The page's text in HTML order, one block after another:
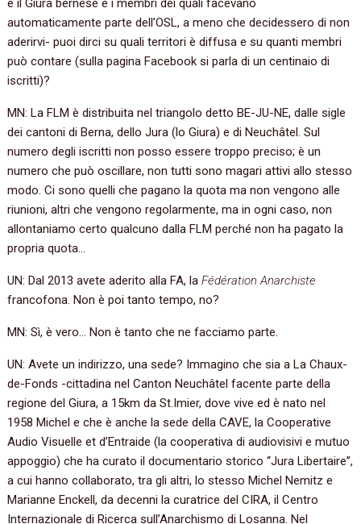
e il Giura bernese e i membri dei quali facevano
automaticamente parte dell’OSL, a meno che decidessero di non
aderirvi- puoi dirci su quali territori è diffusa e su quanti membri
può contare (sulla pagina Facebook si parla di un centinaio di
iscritti)?
MN: La FLM è distribuita nel triangolo detto BE-JU-NE, dalle sigle
dei cantoni di Berna, dello Jura (lo Giura) e di Neuchâtel. Sul
numero degli iscritti non posso essere troppo preciso; è un
numero che può oscillare, non tutti sono magari attivi allo stesso
modo. Ci sono quelli che pagano la quota ma non vengono alle
riunioni, altri che vengono regolarmente, ma in ogni caso, non
allontaniamo certo qualcuno dalla FLM perché non ha pagato la
propria quota…
UN: Dal 2013 avete aderito alla FA, laFédération Anarchiste
francofona. Non è poi tanto tempo, no?
MN: Sì, è vero… Non è tanto che ne facciamo parte.
UN: Avete un indirizzo, una sede? Immagino che sia a La Chaux-
de-Fonds -cittadina nel Canton Neuchâtel facente parte della
regione del Giura, a 15km da St.Imier, dove vive ed è nato nel
1958 Michel e che è anche la sede della CAVE, la Cooperative
Audio Visuelle et d’Entraide (la cooperativa di audiovisivi e mutuo
appoggio) che ha curato il documentario storico “Jura Libertaire”,
a cui hanno collaborato, tra gli altri, lo stesso Michel Nemitz e
Marianne Enckell, da decenni la curatrice del CIRA, il Centro
Internazionale di Ricerca sull’Anarchismo di Losanna. Nel